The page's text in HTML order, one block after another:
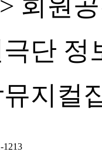
단 정
지컬
1213